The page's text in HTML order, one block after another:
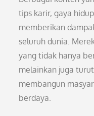
tips karir, gaya
memberikan
seluruh dunia.
yang tidak hanya
melainkan juga
membangun
berdaya.